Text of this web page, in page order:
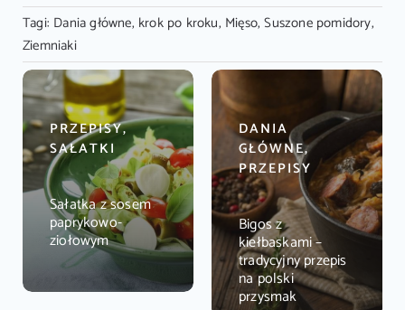
Tagi: Dania główne, krok po kroku, Mięso,Suszone pomidory,
Ziemniaki
PRZEPISY,
SAŁATKI
Sałatka z sosem
paprykowo-
ziołowym
DANIA
GŁÓWNE,
PRZEPISY
Bigos z
kiełbaskami –
tradycyjny przepis
na polski
przysmak